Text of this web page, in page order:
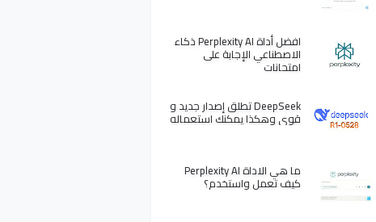
افضل أداة Perplexity AI ذكاء
الاصطناعي الإجابة على
امتحانات
DeepSeek تطلق إصدار جديد و
قوي وهكذا يمكنك استعماله
ما هي الاداة Perplexity AI
كيف تعمل واستخدم؟